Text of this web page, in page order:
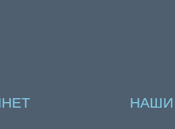
НАШИ